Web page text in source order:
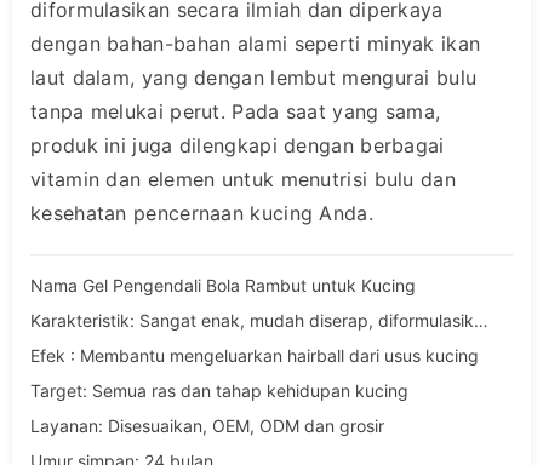
diformulasikan secara ilmiah dan diperkaya
dengan bahan-bahan alami seperti minyak ikan
laut dalam, yang dengan lembut mengurai bulu
tanpa melukai perut. Pada saat yang sama,
produk ini juga dilengkapi dengan berbagai
vitamin dan elemen untuk menutrisi bulu dan
kesehatan pencernaan kucing Anda.
Nama Gel Pengendali Bola Rambut untuk Kucing
Karakteristik: Sangat enak, mudah diserap, diformulasikan dengan nutrisi, tanpa bahan tambahan
Efek : Membantu mengeluarkan hairball dari usus kucing
Target: Semua ras dan tahap kehidupan kucing
Layanan: Disesuaikan, OEM, ODM dan grosir
Umur simpan: 24 bulan